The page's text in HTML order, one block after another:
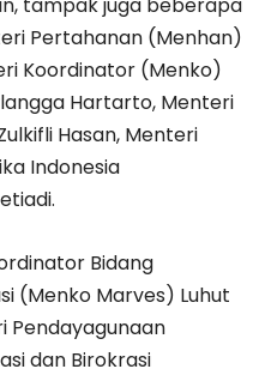
Pertahanan (Menhan)
Koordinator (Menko)
Hartarto, Menteri
Hasan, Menteri
Indonesia
Bidang
(Menko Marves) Luhut
Pendayagunaan
dan Birokrasi